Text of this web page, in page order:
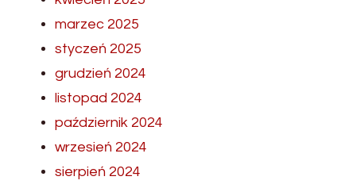
marzec 2025
styczeń 2025
grudzień 2024
listopad 2024
październik 2024
wrzesień 2024
sierpień 2024